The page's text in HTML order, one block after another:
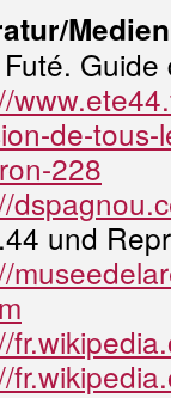
Medien
de-
228
und